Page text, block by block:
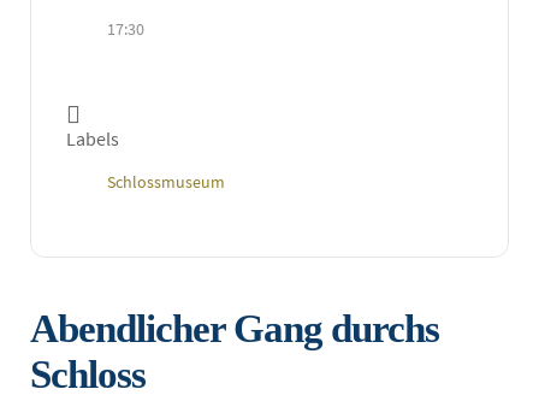
17:30
Labels
Schlossmuseum
Abendlicher Gang durchs
Schloss